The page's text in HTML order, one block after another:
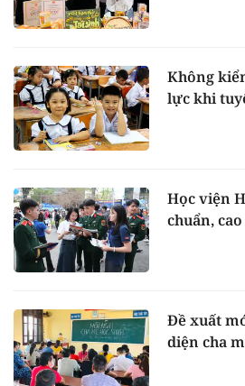
Không
lực khi
Học viện
chuẩn,
Đề xuất
diện cha